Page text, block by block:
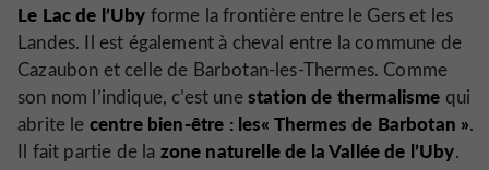
Le Lac de l’Uby forme la frontière entre le Gers et les
Landes. Il est également à cheval entre la commune de
Cazaubon et celle de Barbotan-les-Thermes. Comme
son nom l’indique, c’est unestation de thermalisme qui
abrite le centre bien-être : les« Thermes de Barbotan ».
Il fait partie de la zone naturelle de la Vallée de l’Uby.